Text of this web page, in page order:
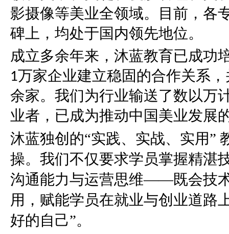
影摄像等美业全领域。目前，各
碑上，均处于国内领先地位。
成立多余年来，沐蓝教育已成功
1万家企业建立稳固的合作关系
余家。我们为行业输送了数以万
业者，已成为推动中国美业发展
沐蓝独创的“实践、实战、实用”
操。我们不仅要求学员掌握精湛
沟通能力与运营思维——既会技
用，赋能学员在就业与创业道路
好的自己”。